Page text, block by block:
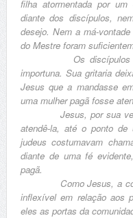
filha atormentada por
diante dos discípulos,
desejo. Nem a má-
do Mestre foram
Os discípulos
importuna. Sua gritaria
Jesus que a mandasse
uma mulher pagã fosse
Jesus, por sua vez,
atendê-la, até o ponto
judeus costumavam
diante de uma fé
pagã.
Como Jesus, a
inflexível em relação aos
eles as portas da